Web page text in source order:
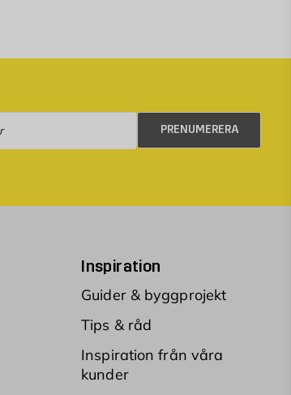
PRENUMERERA
Inspiration
Guider & byggprojekt
Tips & råd
Inspiration från våra
kunder